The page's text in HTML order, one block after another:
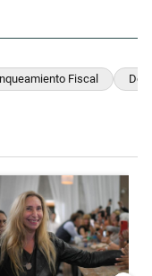
Fiscal
Messi llegó a
de tendencia